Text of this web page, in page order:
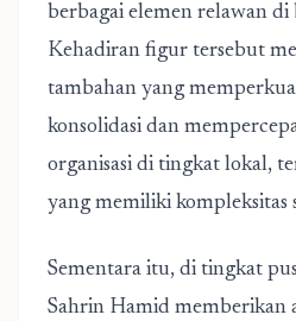
berbagai elemen relawan di
Kehadiran figur tersebut
tambahan yang
konsolidasi dan
organisasi di tingkat lokal,
yang memiliki kompleksitas
Sementara itu, di tingkat
Sahrin Hamid memberikan